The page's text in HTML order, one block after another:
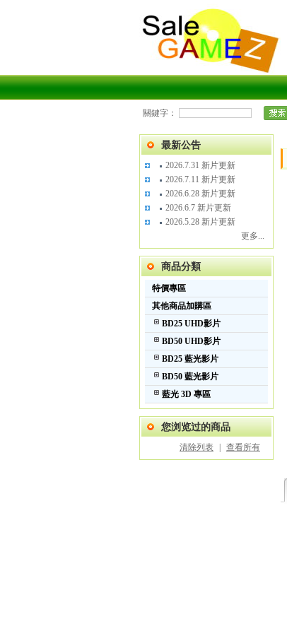
關鍵字：
最新公告
2026.7.31 新片更新
2026.7.11 新片更新
2026.6.28 新片更新
2026.6.7 新片更新
2026.5.28 新片更新
更多...
商品分類
特價專區
其他商品加購區
BD25 UHD影片
BD50 UHD影片
BD25 藍光影片
BD50 藍光影片
藍光 3D 專區
您浏览过的商品
清除列表 查看所有